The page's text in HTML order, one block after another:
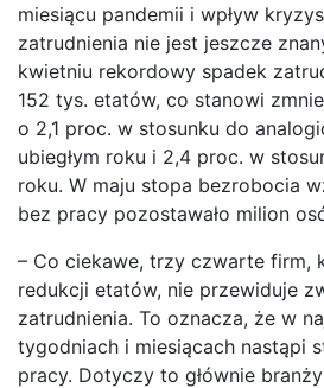
miesiącu pandemii i wpływ
zatrudnienia nie jest jeszcze
kwietniu rekordowy spadek
152 tys. etatów, co stanowi
o 2,1 proc. w stosunku do
ubiegłym roku i 2,4 proc. w
roku. W maju stopa bezrobocia
bez pracy pozostawało milion
– Co ciekawe, trzy czwarte firm,
redukcji etatów, nie przewiduje
zatrudnienia. To oznacza, że w
tygodniach i miesiącach nastąpi
pracy. Dotyczy to głównie